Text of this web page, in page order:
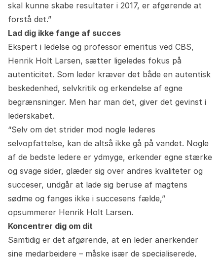
skal kunne skabe resultater i 2017, er afgørende at
forstå det.”
Lad dig ikke fange af succes
Ekspert i ledelse og professor emeritus ved CBS,
Henrik Holt Larsen, sætter ligeledes fokus på
autenticitet. Som leder kræver det både en autentisk
beskedenhed, selvkritik og erkendelse af egne
begrænsninger. Men har man det, giver det gevinst i
lederskabet.
“Selv om det strider mod nogle lederes
selvopfattelse, kan de altså ikke gå på vandet. Nogle
af de bedste ledere er ydmyge, erkender egne stærke
og svage sider, glæder sig over andres kvaliteter og
succeser, undgår at lade sig beruse af magtens
sødme og fanges ikke i succesens fælde,”
opsummerer Henrik Holt Larsen.
Koncentrer dig om dit
Samtidig er det afgørende, at en leder anerkender
sine medarbejdere – måske især de specialiserede,